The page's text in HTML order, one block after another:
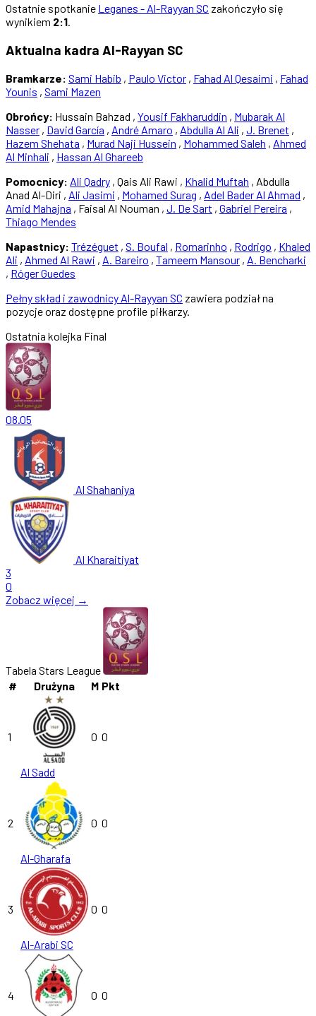
Ostatnie spotkanie Leganes - Al-Rayyan SC zakończyło się
wynikiem 2:1.
Aktualna kadra Al-Rayyan SC
Bramkarze: Sami Habib , Paulo Victor , Fahad Al Qesaimi , Fahad
Younis , Sami Mazen
Obrońcy: Hussain Bahzad , Yousif Fakharuddin , Mubarak Al
Nasser , David García , André Amaro , Abdulla Al Ali , J. Brenet ,
Hazem Shehata , Murad Naji Hussein , Mohammed Saleh , Ahmed
Al Minhali , Hassan Al Ghareeb
Pomocnicy: Ali Qadry , Qais Ali Rawi , Khalid Muftah , Abdulla
Anad Al-Diri , Ali Jasimi , Mohamed Surag , Adel Bader Al Ahmad ,
Amid Mahajna , Faisal Al Nouman , J. De Sart , Gabriel Pereira ,
Thiago Mendes
Napastnicy: Trézéguet , S. Boufal , Romarinho , Rodrigo , Khaled
Ali , Ahmed Al Rawi , A. Bareiro , Tameem Mansour , A. Bencharki
, Róger Guedes
Pełny skład i zawodnicy Al-Rayyan SC zawiera podział na
pozycje oraz dostępne profile piłkarzy.
Ostatnia kolejka Final
08.05
Al Shahaniya
Al Kharaitiyat
3
0
Zobacz więcej →
Tabela Stars League
#
Drużyna M Pkt
1
Al Sadd
0 0
2
Al-Gharafa
0 0
3
Al-Arabi SC
0 0
4 0 0